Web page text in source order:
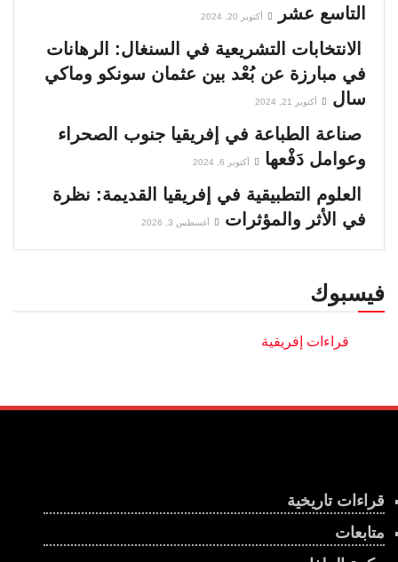
التاسع عشر
أكتوبر 20, 2024
الانتخابات التشريعية في السنغال: الرهانات
في مبارزة عن بُعْد بين عثمان سونكو وماكي
سال
أكتوبر 21, 2024
صناعة الطباعة في إفريقيا جنوب الصحراء
وعوامل دَفْعها
أكتوبر 6, 2024
العلوم التطبيقية في إفريقيا القديمة: نظرة
في الأثر والمؤثرات
أغسطس 3, 2026
فيسبوك
قراءات تاريخية
متابعات